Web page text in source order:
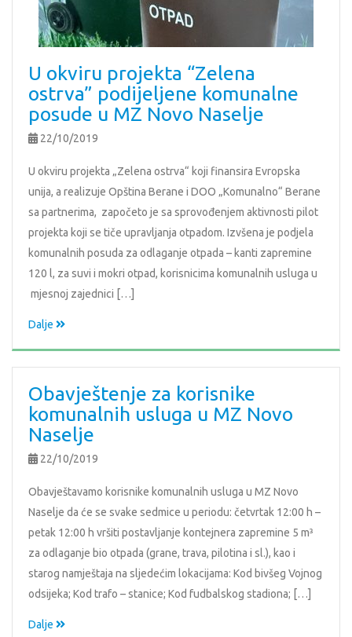
U okviru projekta “Zelena
ostrva” podijeljene komunalne
posude u MZ Novo Naselje
22/10/2019
U okviru projekta „Zelena ostrva“ koji finansira Evropska
unija, a realizuje Opština Berane i DOO „Komunalno“ Berane
sa partnerima, započeto je sa sprovođenjem aktivnosti pilot
projekta koji se tiče upravljanja otpadom. Izvšena je podjela
komunalnih posuda za odlaganje otpada – kanti zapremine
120 l, za suvi i mokri otpad, korisnicima komunalnih usluga u
mjesnoj zajednici […]
Dalje
Obavještenje za korisnike
komunalnih usluga u MZ Novo
Naselje
22/10/2019
Obavještavamo korisnike komunalnih usluga u MZ Novo
Naselje da će se svake sedmice u periodu: četvrtak 12:00 h –
petak 12:00 h vršiti postavljanje kontejnera zapremine 5 m³
za odlaganje bio otpada (grane, trava, pilotina i sl.), kao i
starog namještaja na sljedećim lokacijama: Kod bivšeg Vojnog
odsijeka; Kod trafo – stanice; Kod fudbalskog stadiona; […]
Dalje